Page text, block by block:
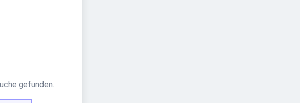
gefunden.